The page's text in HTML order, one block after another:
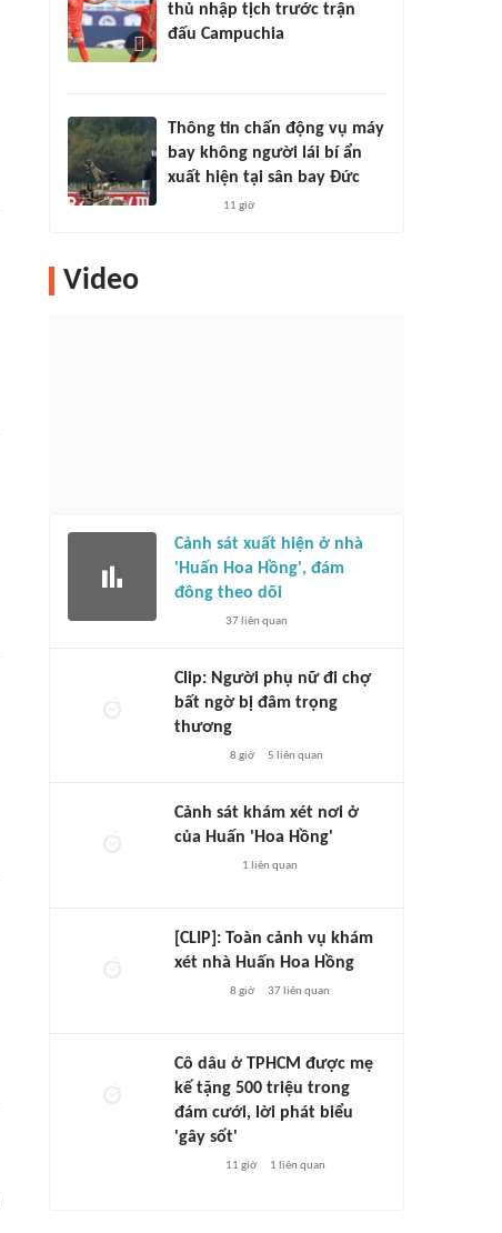
thủ nhập tịch trước trận
đấu Campuchia
Thông tin chấn động vụ máy
bay không người lái bí ẩn
xuất hiện tại sân bay Đức
11 giờ
Video
Cảnh sát xuất hiện ở nhà
'Huấn Hoa Hồng', đám
đông theo dõi
37liên quan
Clip: Người phụ nữ đi chợ
bất ngờ bị đâm trọng
thương
8 giờ 5 liên quan
Cảnh sát khám xét nơi ở
của Huấn 'Hoa Hồng'
1 liên quan
[CLIP]: Toàn cảnh vụ khám
xét nhà Huấn Hoa Hồng
8 giờ 37liên quan
Cô dâu ở TPHCM được mẹ
kế tặng 500 triệu trong
đám cưới, lời phát biểu
'gây sốt'
11 giờ 1 liên quan